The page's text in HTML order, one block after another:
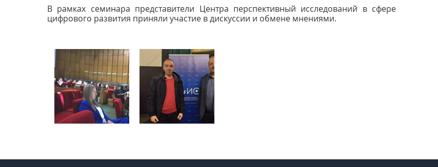
В рамках семинара представители Центра перспективный исследований в сфере
цифрового развития приняли участие в дискуссии и обмене мнениями.